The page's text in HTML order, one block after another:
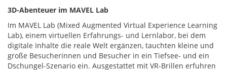
3D-Abenteuer im MAVEL Lab
Im MAVEL Lab (Mixed Augmented Virtual Experience Learning
Lab), einem virtuellen Erfahrungs- und Lernlabor, bei dem
digitale Inhalte die reale Welt ergänzen, tauchten kleine und
große Besucherinnen und Besucher in ein Tiefsee- und ein
Dschungel-Szenario ein. Ausgestattet mit VR-Brillen erfuhren